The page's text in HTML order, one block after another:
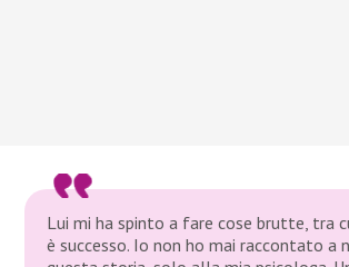
Lui mi ha spinto a fare cose brutte, tra
è successo. Io non ho mai raccontato a